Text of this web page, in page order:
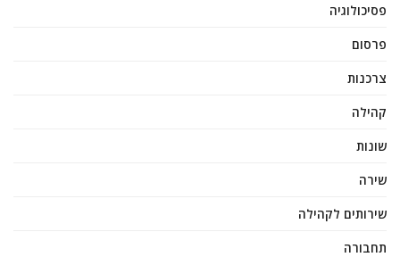
פסיכולוגיה
פרסום
צרכנות
קהילה
שונות
שירה
שירותים לקהילה
תחבורה